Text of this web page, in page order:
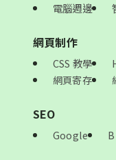
電腦週邊
網頁制作
CSS 教學
網頁寄存
SEO
Google